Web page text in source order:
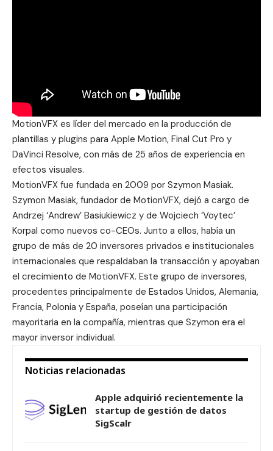
MotionVFX es líder del mercado en la producción de
plantillas y plugins para Apple Motion, Final Cut Pro y
DaVinci Resolve, con más de 25 años de experiencia en
efectos visuales.
MotionVFX fue fundada en 2009 por Szymon Masiak.
Szymon Masiak, fundador de MotionVFX, dejó a cargo de
Andrzej ‘Andrew’ Basiukiewicz y de Wojciech ‘Voytec’
Korpal como nuevos co-CEOs. Junto a ellos, había un
grupo de más de 20 inversores privados e institucionales
internacionales que respaldaban la transacción y apoyaban
el crecimiento de MotionVFX. Este grupo de inversores,
procedentes principalmente de Estados Unidos, Alemania,
Francia, Polonia y España, poseían una participación
mayoritaria en la compañía, mientras que Szymon era el
mayor inversor individual.
Noticias relacionadas
Apple adquirió recientemente la
startup de gestión de datos
SigScalr